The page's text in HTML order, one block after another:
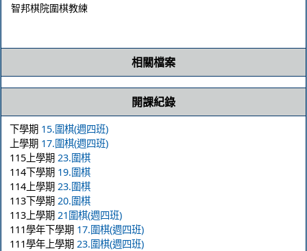
智邦棋院圍棋教練
相關檔案
開課紀錄
下學期 15.圍棋(週四班)
上學期 17.圍棋(週四班)
115上學期 23.圍棋
114下學期 19.圍棋
114上學期 23.圍棋
113下學期 20.圍棋
113上學期 21圍棋(週四班)
111學年下學期 17.圍棋(週四班)
111學年上學期 23.圍棋(週四班)